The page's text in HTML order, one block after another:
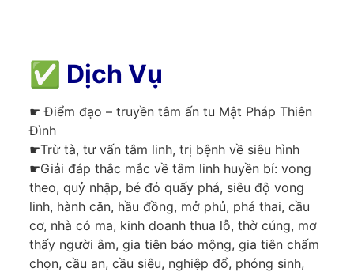
✅ Dịch Vụ
☛ Điểm đạo – truyền tâm ấn tu Mật Pháp Thiên
Đình
☛Trừ tà, tư vấn tâm linh, trị bệnh về siêu hình
☛Giải đáp thắc mắc về tâm linh huyền bí: vong
theo, quỷ nhập, bé đỏ quấy phá, siêu độ vong
linh, hành căn, hầu đồng, mở phủ, phá thai, cầu
cơ, nhà có ma, kinh doanh thua lỗ, thờ cúng, mơ
thấy người âm, gia tiên báo mộng, gia tiên chấm
chọn, cầu an, cầu siêu, nghiệp đổ, phóng sinh,